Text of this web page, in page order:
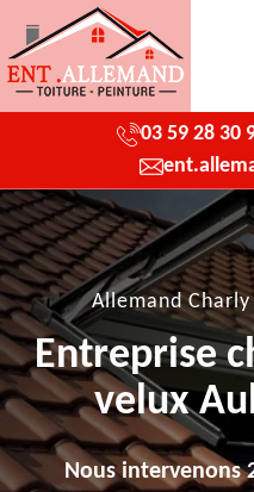
03 59 28 30
Allemand
Entreprise
velux
Nous intervenons